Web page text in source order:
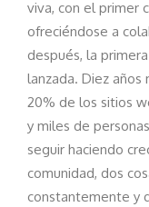
viva, con el primer
ofreciéndose a
después, la
lanzada. Diez años
20% de los sitios
y miles de
seguir haciendo
comunidad, dos
constantemente y